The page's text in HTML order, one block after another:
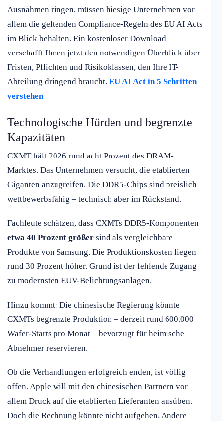
Ausnahmen ringen, müssen hiesige Unternehmen vor
allem die geltenden Compliance-Regeln des EU AI Acts
im Blick behalten. Ein kostenloser Download
verschafft Ihnen jetzt den notwendigen Überblick über
Fristen, Pflichten und Risikoklassen, den Ihre IT-
Abteilung dringend braucht. EU AI Act in 5 Schritten
verstehen
Technologische Hürden und begrenzte
Kapazitäten
CXMT hält 2026 rund acht Prozent des DRAM-
Marktes. Das Unternehmen versucht, die etablierten
Giganten anzugreifen. Die DDR5-Chips sind preislich
wettbewerbsfähig – technisch aber im Rückstand.
Fachleute schätzen, dass CXMTs DDR5-Komponenten
etwa 40 Prozent größer sind als vergleichbare
Produkte von Samsung. Die Produktionskosten liegen
rund 30 Prozent höher. Grund ist der fehlende Zugang
zu modernsten EUV-Belichtungsanlagen.
Hinzu kommt: Die chinesische Regierung könnte
CXMTs begrenzte Produktion – derzeit rund 600.000
Wafer-Starts pro Monat – bevorzugt für heimische
Abnehmer reservieren.
Ob die Verhandlungen erfolgreich enden, ist völlig
offen. Apple will mit den chinesischen Partnern vor
allem Druck auf die etablierten Lieferanten ausüben.
Doch die Rechnung könnte nicht aufgehen. Andere